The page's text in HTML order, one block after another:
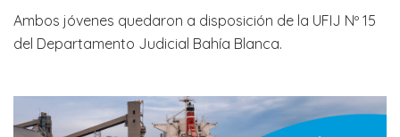
Ambos jóvenes quedaron a disposición de la UFIJ Nº 15
del Departamento Judicial Bahía Blanca.